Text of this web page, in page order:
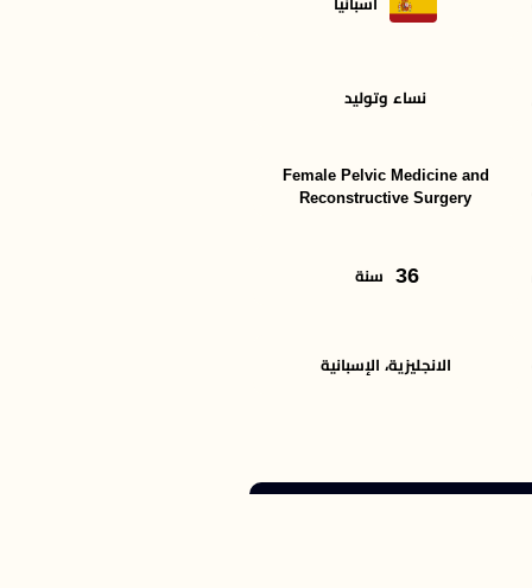
أسبانيا
نساء وتوليد
Female Pelvic Medicine and
Reconstructive Surgery
36 سنة
الانجليزية، الإسبانية